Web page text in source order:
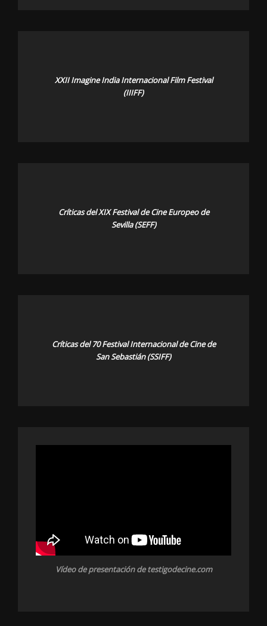
XXII Imagine India Internacional Film Festival
(IIIFF)
Críticas del XIX Festival de Cine Europeo de
Sevilla (SEFF)
Críticas del 70 Festival Internacional de Cine de
San Sebastián (SSIFF)
Vídeo de presentación de testigodecine.com